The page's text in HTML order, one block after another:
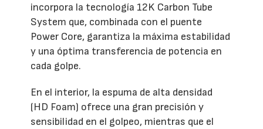
incorpora la tecnología 12K Carbon Tube
System que, combinada con el puente
Power Core, garantiza la máxima estabilidad
y una óptima transferencia de potencia en
cada golpe.
En el interior, la espuma de alta densidad
(HD Foam) ofrece una gran precisión y
sensibilidad en el golpeo, mientras que el